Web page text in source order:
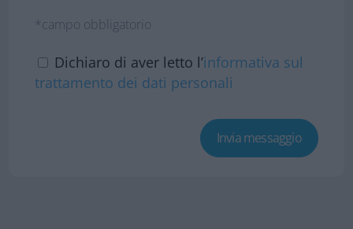
*campo obbligatorio
Dichiaro di aver letto l’informativa sul
trattamento dei dati personali